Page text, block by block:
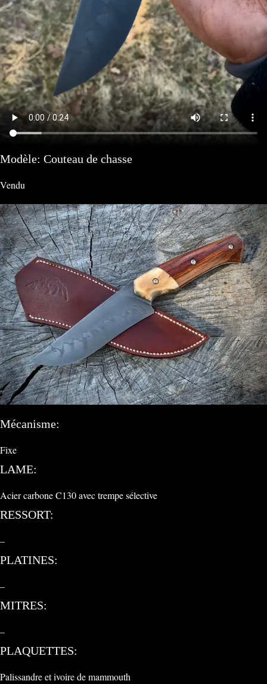
Modèle: Couteau de chasse
Vendu
Mécanisme:
Fixe
LAME:
Acier carbone C130 avec trempe sélective
RESSORT:
–
PLATINES:
–
MITRES:
–
PLAQUETTES:
Palissandre et ivoire de mammouth